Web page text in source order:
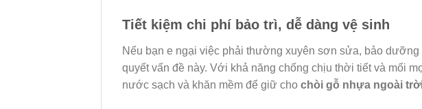
Tiết kiệm chi phí bảo trì, dễ dàng vệ sinh
Nếu bạn e ngại việc phải thường xuyên sơn sửa, bảo
quyết vấn đề này. Với khả năng chống chịu thời tiết và mối
nước sạch và khăn mềm để giữ cho chòi gỗ nhựa ngoài